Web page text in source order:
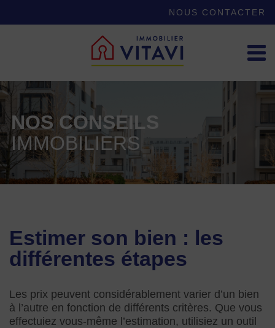
NOUS CONTACTER
NOS CONSEILS
IMMOBILIERS
Estimer son bien : les
différentes étapes
Les prix peuvent considérablement varier d’un bien
à l’autre en fonction de différents critères. Que vous
effectuiez vous-même l’estimation, utilisiez un outil